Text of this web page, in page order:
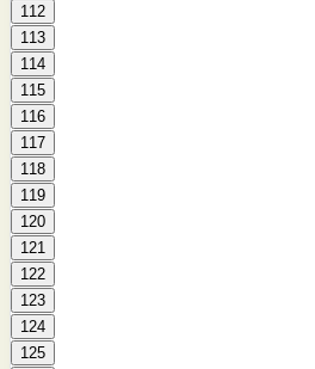
112
113
114
115
116
117
118
119
120
121
122
123
124
125